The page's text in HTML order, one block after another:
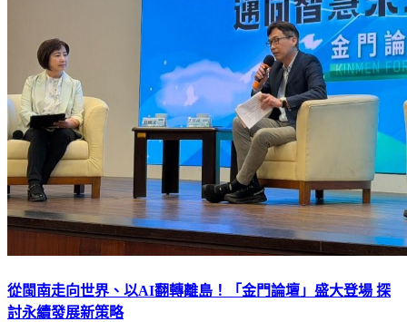
從閩南走向世界、以AI翻轉離島！「金門論壇」盛大登場 探
討永續發展新策略